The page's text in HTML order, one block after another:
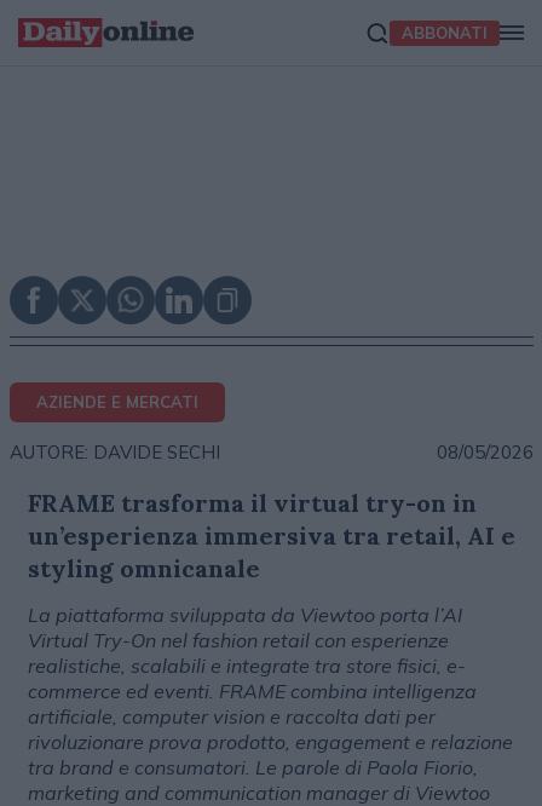
ABBONATI
AZIENDE E MERCATI
AUTORE: DAVIDE SECHI 08/05/2026
FRAME trasforma il virtual try-on in
un’esperienza immersiva tra retail, AI e
styling omnicanale
La piattaforma sviluppata da Viewtoo porta l’AI
Virtual Try-On nel fashion retail con esperienze
realistiche, scalabili e integrate tra store fisici, e-
commerce ed eventi. FRAME combina intelligenza
artificiale, computer vision e raccolta dati per
rivoluzionare prova prodotto, engagement e relazione
tra brand e consumatori. Le parole di Paola Fiorio,
marketing and communication manager di Viewtoo